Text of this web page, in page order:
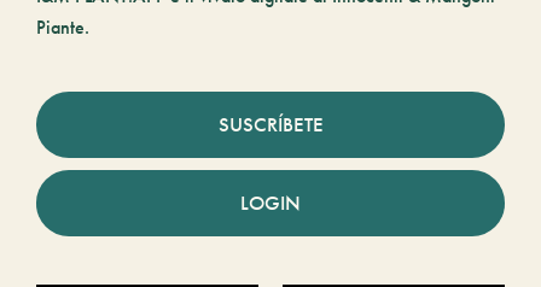
Piante.
SUSCRÍBETE
LOGIN